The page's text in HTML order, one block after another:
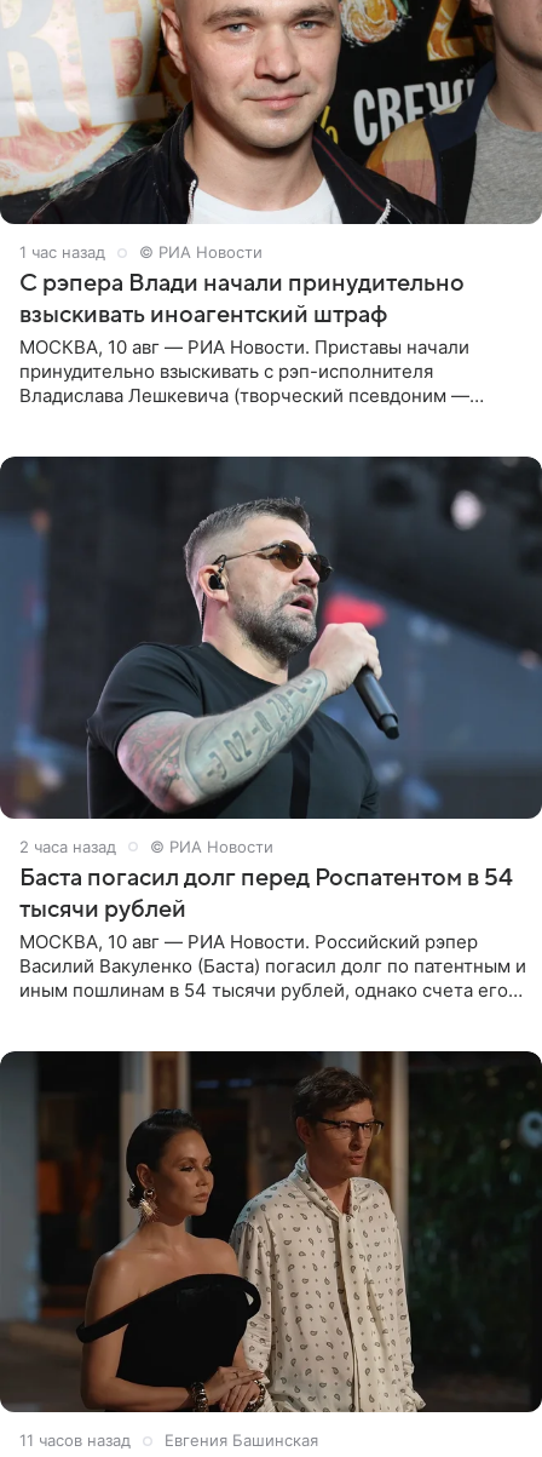
1 час назад © РИА Новости
С рэпера Влади начали принудительно
взыскивать иноагентский штраф
МОСКВА, 10 авг — РИА Новости. Приставы начали
принудительно взыскивать с рэп-исполнителя
Владислава Лешкевича (творческий псевдоним —
2 часа назад © РИА Новости
Баста погасил долг перед Роспатентом в 54
тысячи рублей
МОСКВА, 10 авг — РИА Новости. Российский рэпер
Василий Вакуленко (Баста) погасил долг по патентным и
иным пошлинам в 54 тысячи рублей, однако счета его
11 часов назад Евгения Башинская